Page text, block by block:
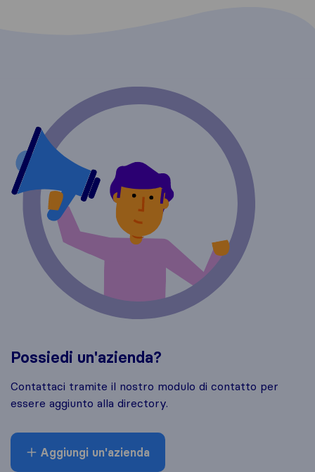
Possiedi un'azienda?
Contattaci tramite il nostro modulo di contatto per
essere aggiunto alla directory.
Aggiungi un'azienda